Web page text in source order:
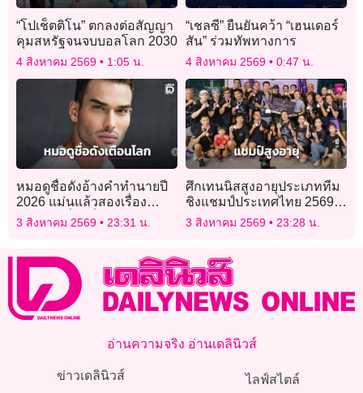
“โปเช็ตติโน” ตกลงต่อสัญญา
คุมสหรัฐจนจบบอลโลก 2030
4 สิงหาคม 2569 1:05 น.
“เชลซี” ยืนยันคว้า “เฮนเดอร์
สัน” ร่วมทัพทางการ
4 สิงหาคม 2569 0:47 น.
หมอดูชื่อดังอ้างคำทำนายปี
2026 แม่นแล้วสองเรื่อง
เตือนภัยเรื่องที่สามกำลังก่อ
3 สิงหาคม 2569 23:31 น.
ศึกเทนนิสสูงอายุประเภททีม
ชิงแชมป์ประเทศไทย 2569″
ทำสถิตินักกีฬาร่วมชิงชัย
3 สิงหาคม 2569 23:28 น.
อ่านความจริง อ่านเดลินิวส์
ข่าวเดลินิวส์ ไลฟ์สไตล์